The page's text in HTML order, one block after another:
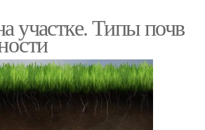
участке. Типы почв